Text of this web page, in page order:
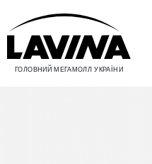
ГОЛОВНИЙ МЕГАМОЛЛ УКРАЇНИ